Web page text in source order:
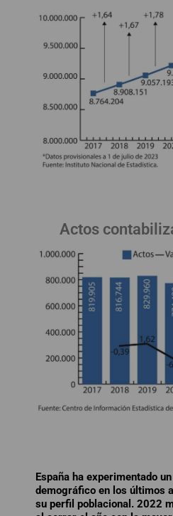
Actos
España ha experimentado
demográfico en los últimos
su perfil poblacional. 2022